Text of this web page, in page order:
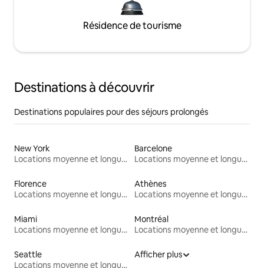
Résidence de tourisme
Destinations à découvrir
Destinations populaires pour des séjours prolongés
New York
Locations moyenne et longue durée
Barcelone
Locations moyenne et longue durée
Florence
Locations moyenne et longue durée
Athènes
Locations moyenne et longue durée
Miami
Locations moyenne et longue durée
Montréal
Locations moyenne et longue durée
Seattle
Locations moyenne et longue durée
Afficher plus